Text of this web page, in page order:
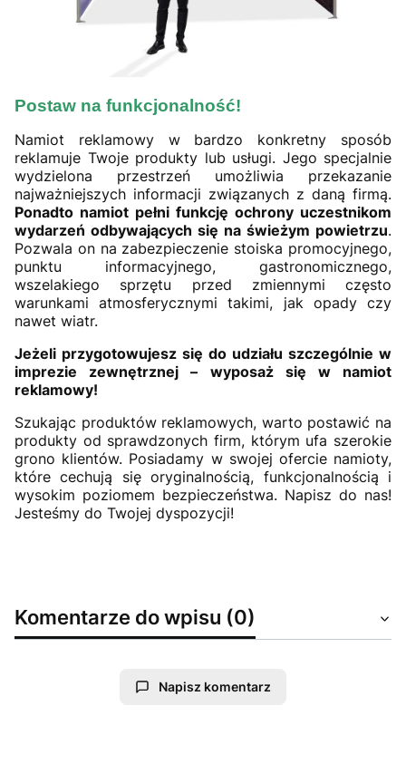
Postaw na funkcjonalność!
Namiot reklamowy w bardzo konkretny sposób
reklamuje Twoje produkty lub usługi. Jego specjalnie
wydzielona przestrzeń umożliwia przekazanie
najważniejszych informacji związanych z daną firmą.
Ponadto namiot pełni funkcję ochrony uczestnikom
wydarzeń odbywających się na świeżym powietrzu.
Pozwala on na zabezpieczenie stoiska promocyjnego,
punktu informacyjnego, gastronomicznego,
wszelakiego sprzętu przed zmiennymi często
warunkami atmosferycznymi takimi, jak opady czy
nawet wiatr.
Jeżeli przygotowujesz się do udziału szczególnie w
imprezie zewnętrznej – wyposaż się w namiot
reklamowy!
Szukając produktów reklamowych, warto postawić na
produkty od sprawdzonych firm, którym ufa szerokie
grono klientów. Posiadamy w swojej ofercie namioty,
które cechują się oryginalnością, funkcjonalnością i
wysokim poziomem bezpieczeństwa. Napisz do nas!
Jesteśmy do Twojej dyspozycji!
Komentarze do wpisu (0)
Napisz komentarz